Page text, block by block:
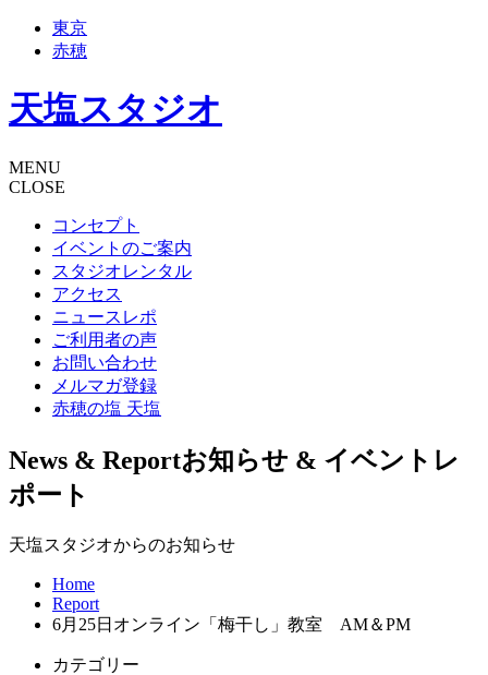
東京
赤穂
天塩スタジオ
MENU
CLOSE
コンセプト
イベントのご案内
スタジオレンタル
アクセス
ニュースレポ
ご利用者の声
お問い合わせ
メルマガ登録
赤穂の塩 天塩
News & Reportお知らせ & イベントレ
ポート
天塩スタジオからのお知らせ
Home
Report
6月25日オンライン「梅干し」教室 AM＆PM
カテゴリー